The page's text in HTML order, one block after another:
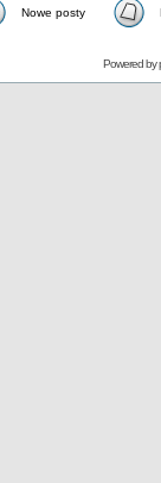
Nowe posty
Powered by